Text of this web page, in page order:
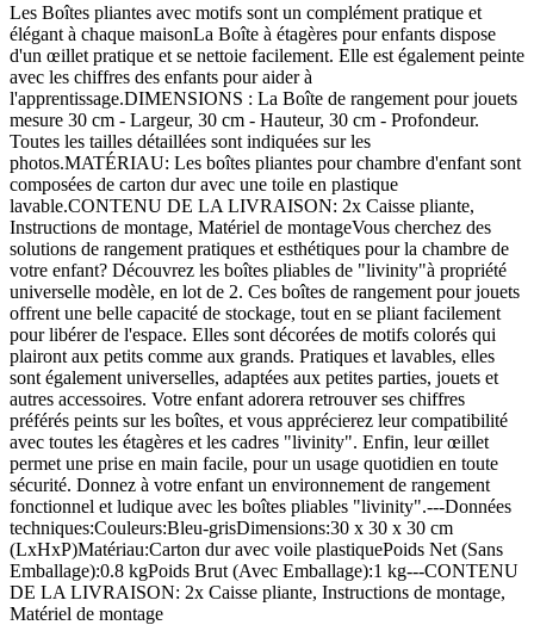
Les Boîtes pliantes avec motifs sont un complément pratique et
élégant à chaque maisonLa Boîte à étagères pour enfants dispose
d'un œillet pratique et se nettoie facilement. Elle est également peinte
avec les chiffres des enfants pour aider à
l'apprentissage.DIMENSIONS : La Boîte de rangement pour jouets
mesure 30 cm - Largeur, 30 cm - Hauteur, 30 cm - Profondeur.
Toutes les tailles détaillées sont indiquées sur les
photos.MATÉRIAU: Les boîtes pliantes pour chambre d'enfant sont
composées de carton dur avec une toile en plastique
lavable.CONTENU DE LA LIVRAISON: 2x Caisse pliante,
Instructions de montage, Matériel de montageVous cherchez des
solutions de rangement pratiques et esthétiques pour la chambre de
votre enfant? Découvrez les boîtes pliables de "livinity"à propriété
universelle modèle, en lot de 2. Ces boîtes de rangement pour jouets
offrent une belle capacité de stockage, tout en se pliant facilement
pour libérer de l'espace. Elles sont décorées de motifs colorés qui
plairont aux petits comme aux grands. Pratiques et lavables, elles
sont également universelles, adaptées aux petites parties, jouets et
autres accessoires. Votre enfant adorera retrouver ses chiffres
préférés peints sur les boîtes, et vous apprécierez leur compatibilité
avec toutes les étagères et les cadres "livinity". Enfin, leur œillet
permet une prise en main facile, pour un usage quotidien en toute
sécurité. Donnez à votre enfant un environnement de rangement
fonctionnel et ludique avec les boîtes pliables "livinity".---Données
techniques:Couleurs:Bleu-grisDimensions:30 x 30 x 30 cm
(LxHxP)Matériau:Carton dur avec voile plastiquePoids Net (Sans
Emballage):0.8 kgPoids Brut (Avec Emballage):1 kg---CONTENU
DE LA LIVRAISON: 2x Caisse pliante, Instructions de montage,
Matériel de montage